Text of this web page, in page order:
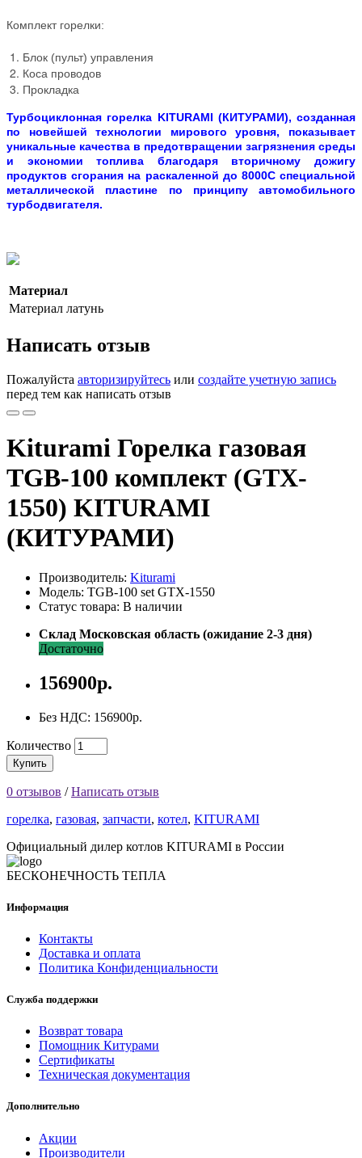
Комплект горелки:
Блок (пульт) управления
Коса проводов
Прокладка
Турбоциклонная горелка KITURAMI (КИТУРАМИ), созданная
по новейшей технологии мирового уровня, показывает
уникальные качества в предотвращении загрязнения среды
и экономии топлива благодаря вторичному дожигу
продуктов сгорания на раскаленной до 8000С специальной
металлической пластине по принципу автомобильного
турбодвигателя.
Материал
Материал латунь
Написать отзыв
Пожалуйста авторизируйтесь или создайте учетную запись
перед тем как написать отзыв
Kiturami Горелка газовая
TGB-100 комплект (GTX-
1550) KITURAMI
(КИТУРАМИ)
Производитель: Kiturami
Модель: TGB-100 set GTX-1550
Статус товара: В наличии
Склад Московская область (ожидание 2-3 дня)
Достаточно
156900р.
Без НДС: 156900р.
Количество
Купить
0 отзывов /Написать отзыв
горелка, газовая, запчасти, котел, KITURAMI
Официальный дилер котлов KITURAMI в России
БЕСКОНЕЧНОСТЬ ТЕПЛА
Информация
Контакты
Доставка и оплата
Политика Конфиденциальности
Служба поддержки
Возврат товара
Помощник Китурами
Сертификаты
Техническая документация
Дополнительно
Акции
Производители